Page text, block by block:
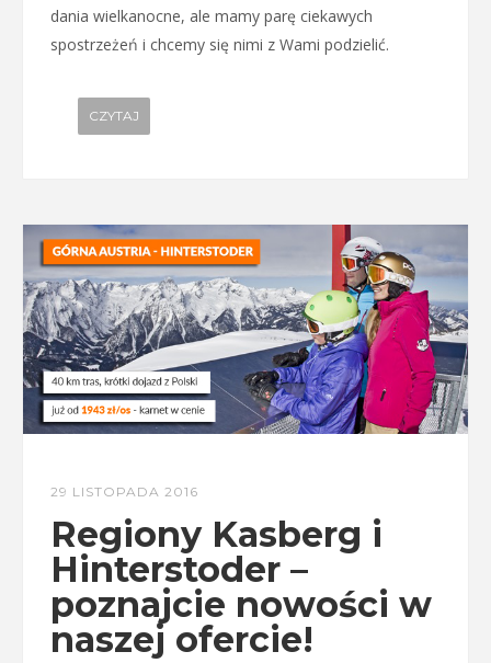
dania wielkanocne, ale mamy parę ciekawych
spostrzeżeń i chcemy się nimi z Wami podzielić.
CZYTAJ
29 LISTOPADA 2016
Regiony Kasberg i
Hinterstoder –
poznajcie nowości w
naszej ofercie!